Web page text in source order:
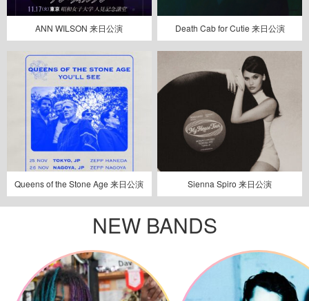
ANN WILSON 来日公演 Death Cab for Cutie 来日公演
Queens of the Stone Age 来日公演 Sienna Spiro 来日公演
NEW BANDS